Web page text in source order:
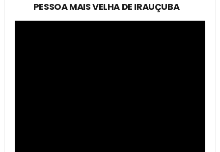
PESSOA MAIS VELHA DE IRAUÇUBA